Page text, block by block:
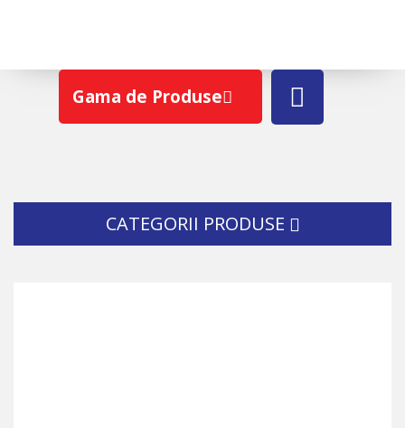
Gama de Produse
CATEGORII PRODUSE